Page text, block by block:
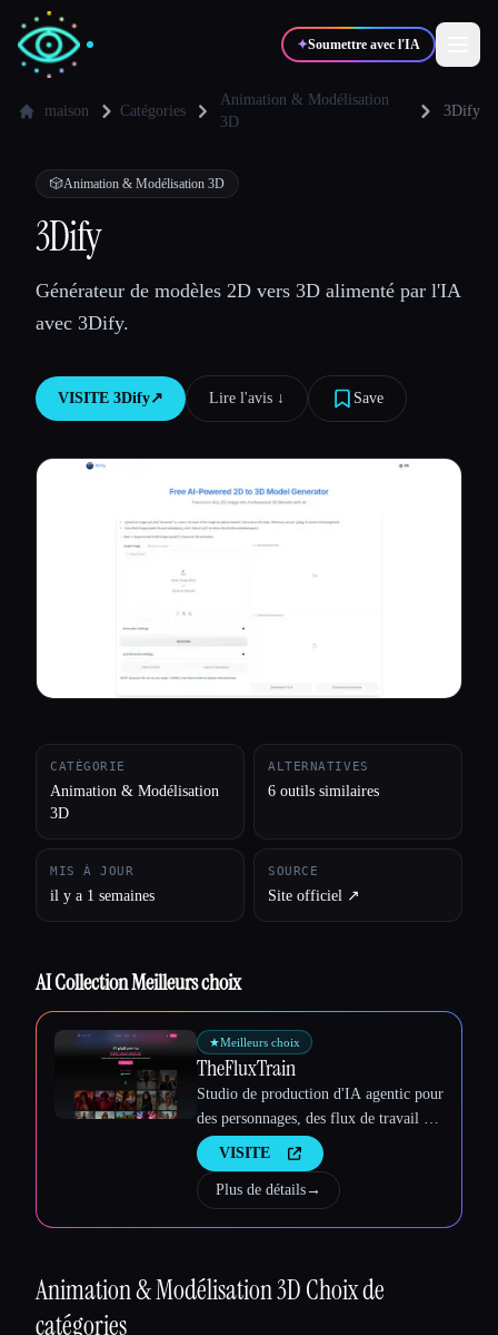
✦Soumettre avec l'IA
💻Développeurs
🎓Étudiants
Toutes les catégories
Esc
maison Catégories
Animation & Modélisation
3D
3Dify
🎲Animation & Modélisation 3D
3Dify
Générateur de modèles 2D vers 3D alimenté par l'IA
avec 3Dify.
VISITE 3Dify↗︎ Lire l'avis ↓︎ Save
CATÉGORIE
Animation & Modélisation
3D
ALTERNATIVES
6 outils similaires
MIS À JOUR
il y a 1 semaines
SOURCE
Site officiel ↗︎
AI Collection Meilleurs choix
★Meilleurs choix
TheFluxTrain
Studio de production d'IA agentic pour
des personnages, des flux de travail et
des vidéos cohérents
VISITE
Plus de détails→
Animation & Modélisation 3DChoix de
catégories